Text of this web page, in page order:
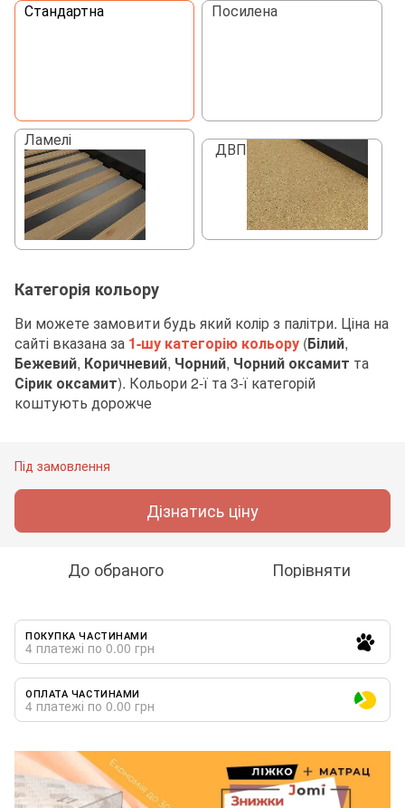
Стандартна Посилена
Ламелі ДВП
Категорія кольору
Ви можете замовити будь який колір з палітри. Ціна на
сайті вказана за 1-шу категорію кольору (Білий,
Бежевий, Коричневий, Чорний, Чорний оксамит та
Сірик оксамит). Кольори 2-ї та 3-ї категорій
коштують дорожче
Під замовлення
Дізнатись ціну
До обраного Порівняти
ПОКУПКА ЧАСТИНАМИ
4 платежі по 0.00 грн
ОПЛАТА ЧАСТИНАМИ
4 платежі по 0.00 грн